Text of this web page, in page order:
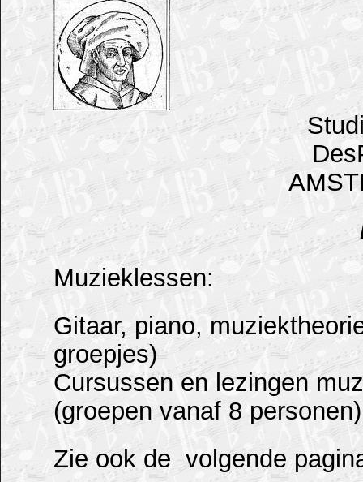
Muzieklessen:
Gitaar, piano,
groepjes)
Cursussen en lezingen
(groepen vanaf 8 personen)
Zie ook de volgende